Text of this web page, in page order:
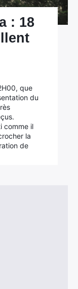
: 18
que
du
comme il
la
de